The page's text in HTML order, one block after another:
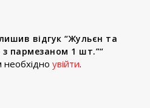
відгук “Жульєн та
пармезаном 1 шт.”“
необхідно увійти.